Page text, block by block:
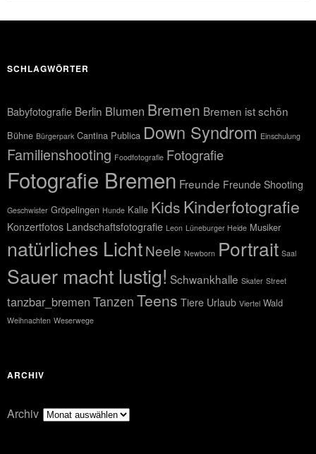
SCHLAGWÖRTER
Babyfotografie Berlin Blumen Bremen Bremen ist schön
Bühne Bürgerpark Cantina Publica Down Syndrom Einschulung
Familienshooting Foodfotografie Fotografie
Fotografie Bremen Freunde Freunde Shooting
Geschwister Gröpelingen Hunde Kalle Kids Kinderfotografie
Konzertfotos Landschaftsfotografie Leon Lüneburger Heide Musiker
natürliches LichtNeele Newborn Portrait Saal
Sauer macht lustig! Schwankhalle Skater Street
tanzbar_bremen Tanzen Teens Tiere Urlaub Viertel Wald
Weihnachten Weserwege
ARCHIV
Archiv